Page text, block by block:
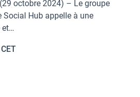
octobre 2024) – Le groupe
Social Hub appelle à une
et…